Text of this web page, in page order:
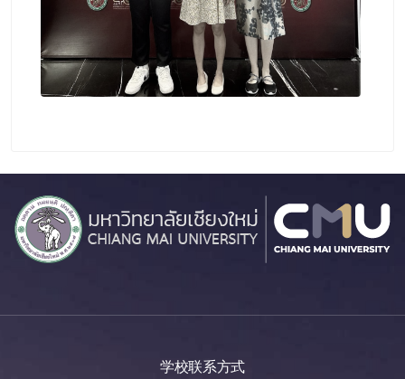
学校联系方式